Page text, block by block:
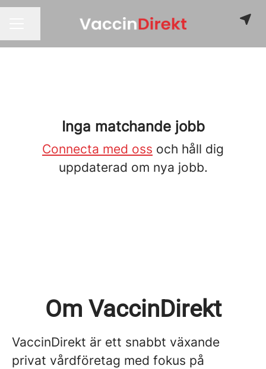
Inga matchande jobb
Connecta med oss och håll dig
uppdaterad om nya jobb.
Om VaccinDirekt
VaccinDirekt är ett snabbt växande
privat vårdföretag med fokus på